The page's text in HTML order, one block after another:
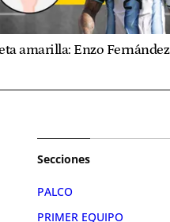
amarilla: Enzo Fernández
Secciones
PALCO
PRIMER EQUIPO